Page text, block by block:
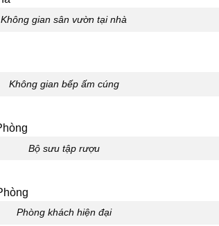
Không gian sân vườn tại nhà
Không gian bếp ấm cúng
Bộ sưu tập rượu
Phòng khách hiện đại